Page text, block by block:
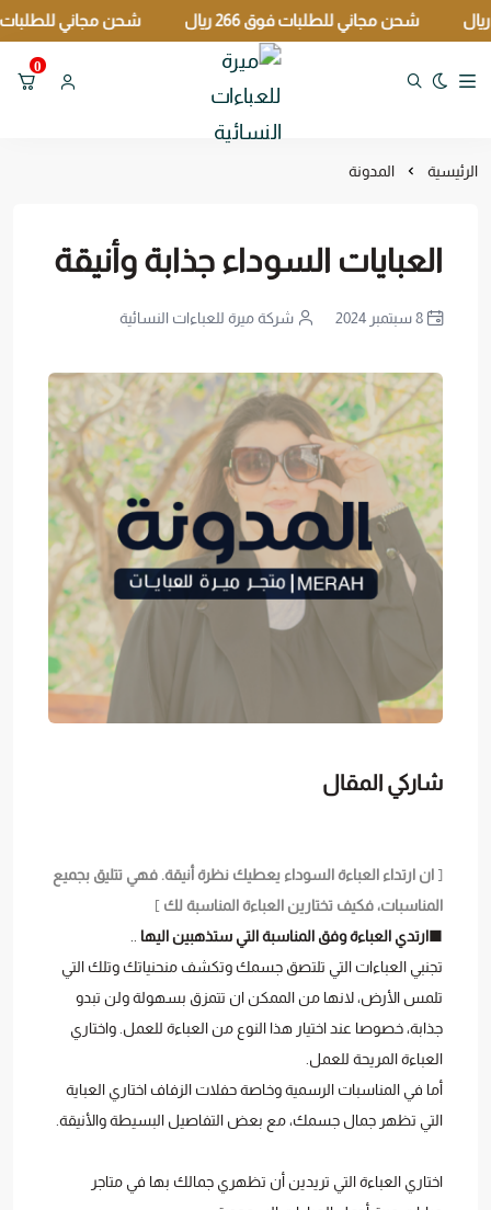
شحن مجاني للطلبات فوق 266 ريال شحن مجاني للطلبات فوق 266
تبديل الوضع الداكن ميرة للعباءات النسائية
0
الرئيسية المدونة
العبايات السوداء جذابة وأنيقة
8 سبتمبر 2024 شركة ميرة للعباءات النسائية
شاركي المقال
[ ان ارتداء العباءة السوداء يعطيك نظرة أنيقة. فهي تتليق بجميع
المناسبات، فكيف تختارين العباءة المناسبة لك ]
■ارتدي العباءة وفق المناسبة التي ستذهبين اليها
تجنبي العباءات التي تلتصق جسمك وتكشف منحنياتك وتلك التي
تلمس الأرض، لانها من الممكن ان تتمزق بسهولة ولن تبدو
جذابة، خصوصا عند اختيار هذا النوع من العباءة للعمل. واختاري
العباءة المريحة للعمل.
أما في المناسبات الرسمية وخاصة حفلات الزفاف اختاري العباية
التي تظهر جمال جسمك، مع بعض التفاصيل البسيطة والأنيقة.
اختاري العباءة التي تريدين أن تظهري جمالك بها في متاجر